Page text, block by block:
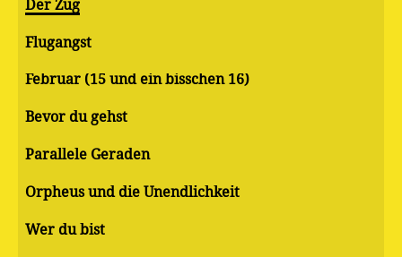
Der Zug
Flugangst
Februar (15 und ein bisschen 16)
Bevor du gehst
Parallele Geraden
Orpheus und die Unendlichkeit
Wer du bist